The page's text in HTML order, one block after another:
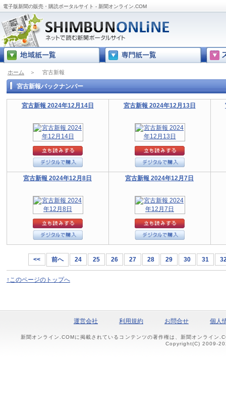
電子版新聞の販売・購読ポータルサイト - 新聞オンライン.COM
ホーム ＞ 宮古新報
宮古新報バックナンバー
宮古新報 2024年12月14日 宮古新報 2024年12月13日
宮古新報 2024年12月8日 宮古新報 2024年12月7日
<< 前へ 24 25 26 27 28 29 30 31
↑このページのトップへ
運営会社 利用規約 お問合せ 個人
新聞オンライン.COMに掲載されているコンテンツの著作権は、新聞オンライン
Copyright(C) 2009-